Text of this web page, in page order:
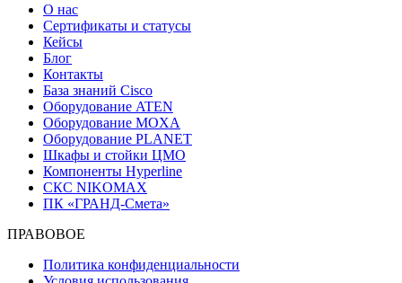
О нас
Сертификаты и статусы
Кейсы
Блог
Контакты
База знаний Cisco
Оборудование ATEN
Оборудование MOXA
Оборудование PLANET
Шкафы и стойки ЦМО
Компоненты Hyperline
СКС NIKOMAX
ПК «ГРАНД-Смета»
ПРАВОВОЕ
Политика конфиденциальности